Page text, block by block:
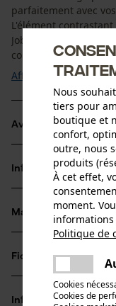
parfaitement avec
L'élément
Jobman 5402 une
coupe confortable,
Afficher plus
Avantages du produit
Pull à col rond
Bords tricotés à
En tissu double
Informations sur le
Détails du
Type de manche
manches longues
Matériau & entretien
Type de matériau
Fiches techniques
Fiche de
Informations
Nous
tiers pour
boutique et
confort,
outre, nous
produits
À cet effet,
moment.
Politique de
Cookies
Cookies de
Une
essayer
partager
partager
mail